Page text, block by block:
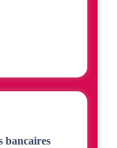
bancaires